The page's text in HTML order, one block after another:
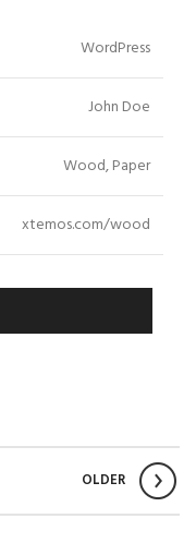
WordPress
John Doe
Wood, Paper
xtemos.com/wood
OLDER